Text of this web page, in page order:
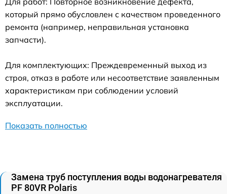
который прямо обусловлен с качеством проведенного
ремонта (например, неправильная установка
запчасти).
Для комплектующих: Преждевременный выход из
строя, отказ в работе или несоответствие заявленным
характеристикам при соблюдении условий
эксплуатации.
Показать полностью
Замена труб поступления воды водонагревателя
PF 80VR Polaris